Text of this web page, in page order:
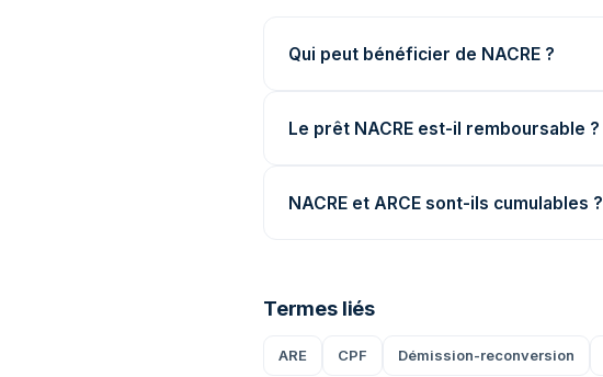
Qui peut bénéficier de NACRE ?
Le prêt NACRE est-il remboursable ?
NACRE et ARCE sont-ils cumulables ?
Termes liés
ARE CPF Démission-reconversion